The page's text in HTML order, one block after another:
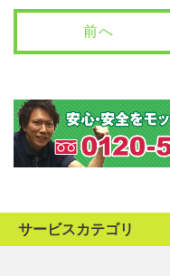
前へ
サービスカテゴリ